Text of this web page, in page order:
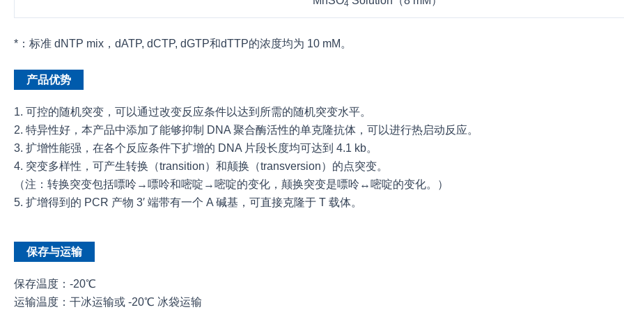
4
*：标准 dNTP mix，dATP, dCTP, dGTP和dTTP的浓度均为 10 mM。
产品优势
1. 可控的随机突变，可以通过改变反应条件以达到所需的随机突变水平。
2. 特异性好，本产品中添加了能够抑制 DNA 聚合酶活性的单克隆抗体，可以进行热启动反应。
3. 扩增性能强，在各个反应条件下扩增的 DNA 片段长度均可达到 4.1 kb。
4. 突变多样性，可产生转换（transition）和颠换（transversion）的点突变。
（注：转换突变包括嘌呤→嘌呤和嘧啶→嘧啶的变化，颠换突变是嘌呤↔嘧啶的变化。）
5. 扩增得到的 PCR 产物 3′ 端带有一个 A 碱基，可直接克隆于 T 载体。
保存与运输
保存温度：-20℃
运输温度：干冰运输或 -20℃ 冰袋运输